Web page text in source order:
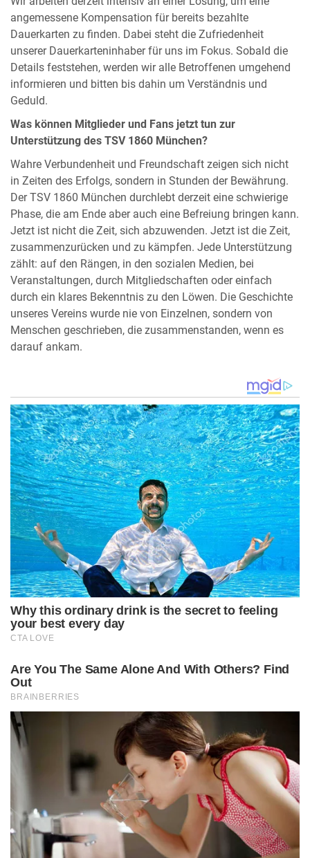
angemessene Kompensation für bereits bezahlte
Dauerkarten zu finden. Dabei steht die Zufriedenheit
unserer Dauerkarteninhaber für uns im Fokus. Sobald die
Details feststehen, werden wir alle Betroffenen umgehend
informieren und bitten bis dahin um Verständnis und
Geduld.
Was können Mitglieder und Fans jetzt tun zur
Unterstützung des TSV 1860 München?
Wahre Verbundenheit und Freundschaft zeigen sich nicht
in Zeiten des Erfolgs, sondern in Stunden der Bewährung.
Der TSV 1860 München durchlebt derzeit eine schwierige
Phase, die am Ende aber auch eine Befreiung bringen kann.
Jetzt ist nicht die Zeit, sich abzuwenden. Jetzt ist die Zeit,
zusammenzurücken und zu kämpfen. Jede Unterstützung
zählt: auf den Rängen, in den sozialen Medien, bei
Veranstaltungen, durch Mitgliedschaften oder einfach
durch ein klares Bekenntnis zu den Löwen. Die Geschichte
unseres Vereins wurde nie von Einzelnen, sondern von
Menschen geschrieben, die zusammenstanden, wenn es
darauf ankam.